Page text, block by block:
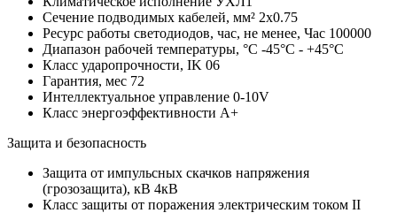
Сечение подводимых кабелей, мм² 2x0.75
Ресурс работы светодиодов, час, не менее, Час 100000
Диапазон рабочей температуры, °С -45°C - +45°C
Класс ударопрочности, IK 06
Гарантия, мес 72
Интеллектуальное управление 0-10V
Класс энергоэффективности A+
Защита и безопасность
Защита от импульсных скачков напряжения
(грозозащита), кВ 4кВ
Класс защиты от поражения электрическим током II